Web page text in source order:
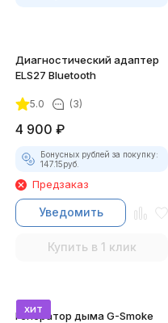
Диагностический адаптер
ELS27 Bluetooth
5.0 (3)
4 900 ₽
Бонусных рублей за покупку:
147.15руб.
Предзаказ
Уведомить
Купить в 1 клик
хит
Генератор дыма G-Smoke